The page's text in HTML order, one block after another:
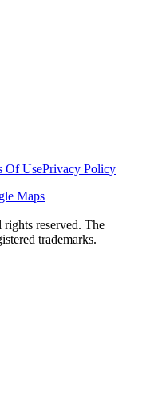
Of UsePrivacy Policy
Maps
reserved. The
trademarks.